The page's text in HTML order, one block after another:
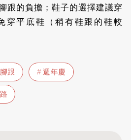
跟的負擔；鞋子的選擇建議穿
穿平底鞋（稍有鞋跟的鞋較
腳跟
週年慶